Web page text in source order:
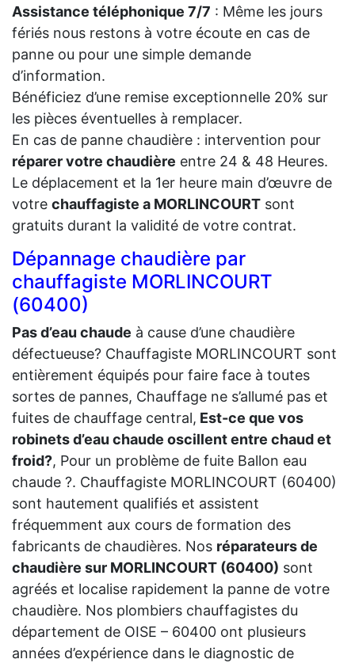
Assistance téléphonique 7/7 : Même les jours
fériés nous restons à votre écoute en cas de
panne ou pour une simple demande
d’information.
Bénéficiez d’une remise exceptionnelle 20% sur
les pièces éventuelles à remplacer.
En cas de panne chaudière : intervention pour
réparer votre chaudière entre 24 & 48 Heures.
Le déplacement et la 1er heure main d’œuvre de
votre chauffagiste a MORLINCOURT sont
gratuits durant la validité de votre contrat.
Dépannage chaudière par
chauffagiste MORLINCOURT
(60400)
Pas d’eau chaude à cause d’une chaudière
défectueuse? Chauffagiste MORLINCOURT sont
entièrement équipés pour faire face à toutes
sortes de pannes, Chauffage ne s’allumé pas et
fuites de chauffage central, Est-ce que vos
robinets d’eau chaude oscillent entre chaud et
froid?, Pour un problème de fuite Ballon eau
chaude ?. Chauffagiste MORLINCOURT (60400)
sont hautement qualifiés et assistent
fréquemment aux cours de formation des
fabricants de chaudières. Nos réparateurs de
chaudière sur MORLINCOURT (60400) sont
agréés et localise rapidement la panne de votre
chaudière. Nos plombiers chauffagistes du
département de OISE – 60400 ont plusieurs
années d’expérience dans le diagnostic de